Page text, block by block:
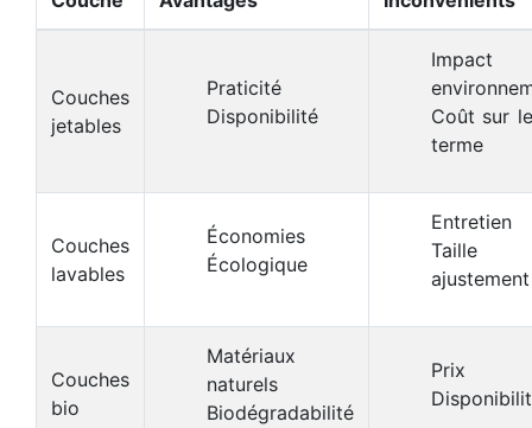
Couches
jetables
Praticité
Disponibilité
Impact
Coût sur
terme
Couches
lavables
Économies
Écologique
Entretien
ajustement
Couches
bio
Matériaux
naturels
Biodégradabilité
Prix